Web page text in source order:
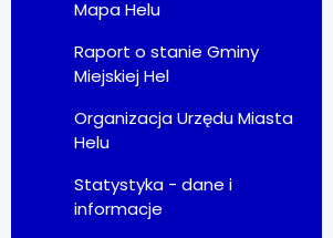
Mapa Helu
Raport o stanie Gminy
Miejskiej Hel
Organizacja Urzędu Miasta
Helu
Statystyka - dane i
informacje